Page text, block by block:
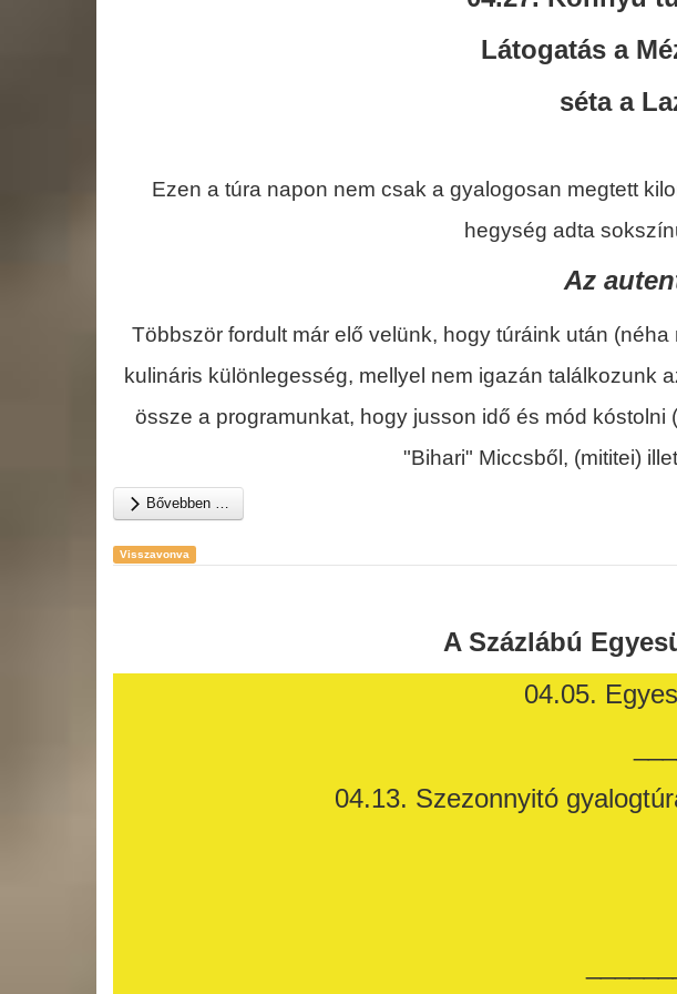
Látogatás a
séta a
Ezen a túra napon nem csak a gyalogosan megtett
hegység adta
Az
Többször fordult már elő velünk, hogy túráink után
kulináris különlegesség, mellyel nem igazán találkozunk
össze a programunkat, hogy jusson idő és mód
"Bihari" Miccsből, (mititei)
Bővebben …
Visszavonva
A Százlábú
04.05.
04.13. Szezonnyitó